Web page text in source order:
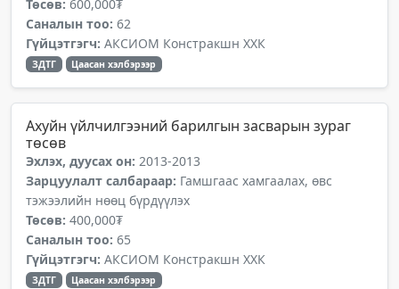
Төсөв: 600,000₮
Саналын тоо: 62
Гүйцэтгэгч: АКСИОМ Констракшн ХХК
ЗДТГ Цаасан хэлбэрээр
Ахуйн үйлчилгээний барилгын засварын зураг
төсөв
Эхлэх, дуусах он: 2013-2013
Зарцуулалт салбараар: Гамшгаас хамгаалах, өвс
тэжээлийн нөөц бүрдүүлэх
Төсөв: 400,000₮
Саналын тоо: 65
Гүйцэтгэгч: АКСИОМ Констракшн ХХК
ЗДТГ Цаасан хэлбэрээр